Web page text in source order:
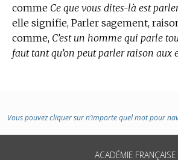
comme Ce que vous dites-là est
elle signifie, Parler sagement,
comme, C’est un homme qui parle
faut tant qu’on peut parler raison aux
Vous pouvez cliquer sur n’importe quel mot pour
ACADÉMIE FRANÇAISE